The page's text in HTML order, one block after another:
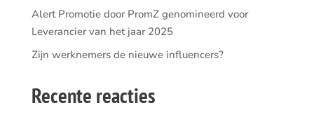
Alert Promotie door PromZ genomineerd voor
Leverancier van het jaar 2025
Zijn werknemers de nieuwe influencers?
Recente reacties